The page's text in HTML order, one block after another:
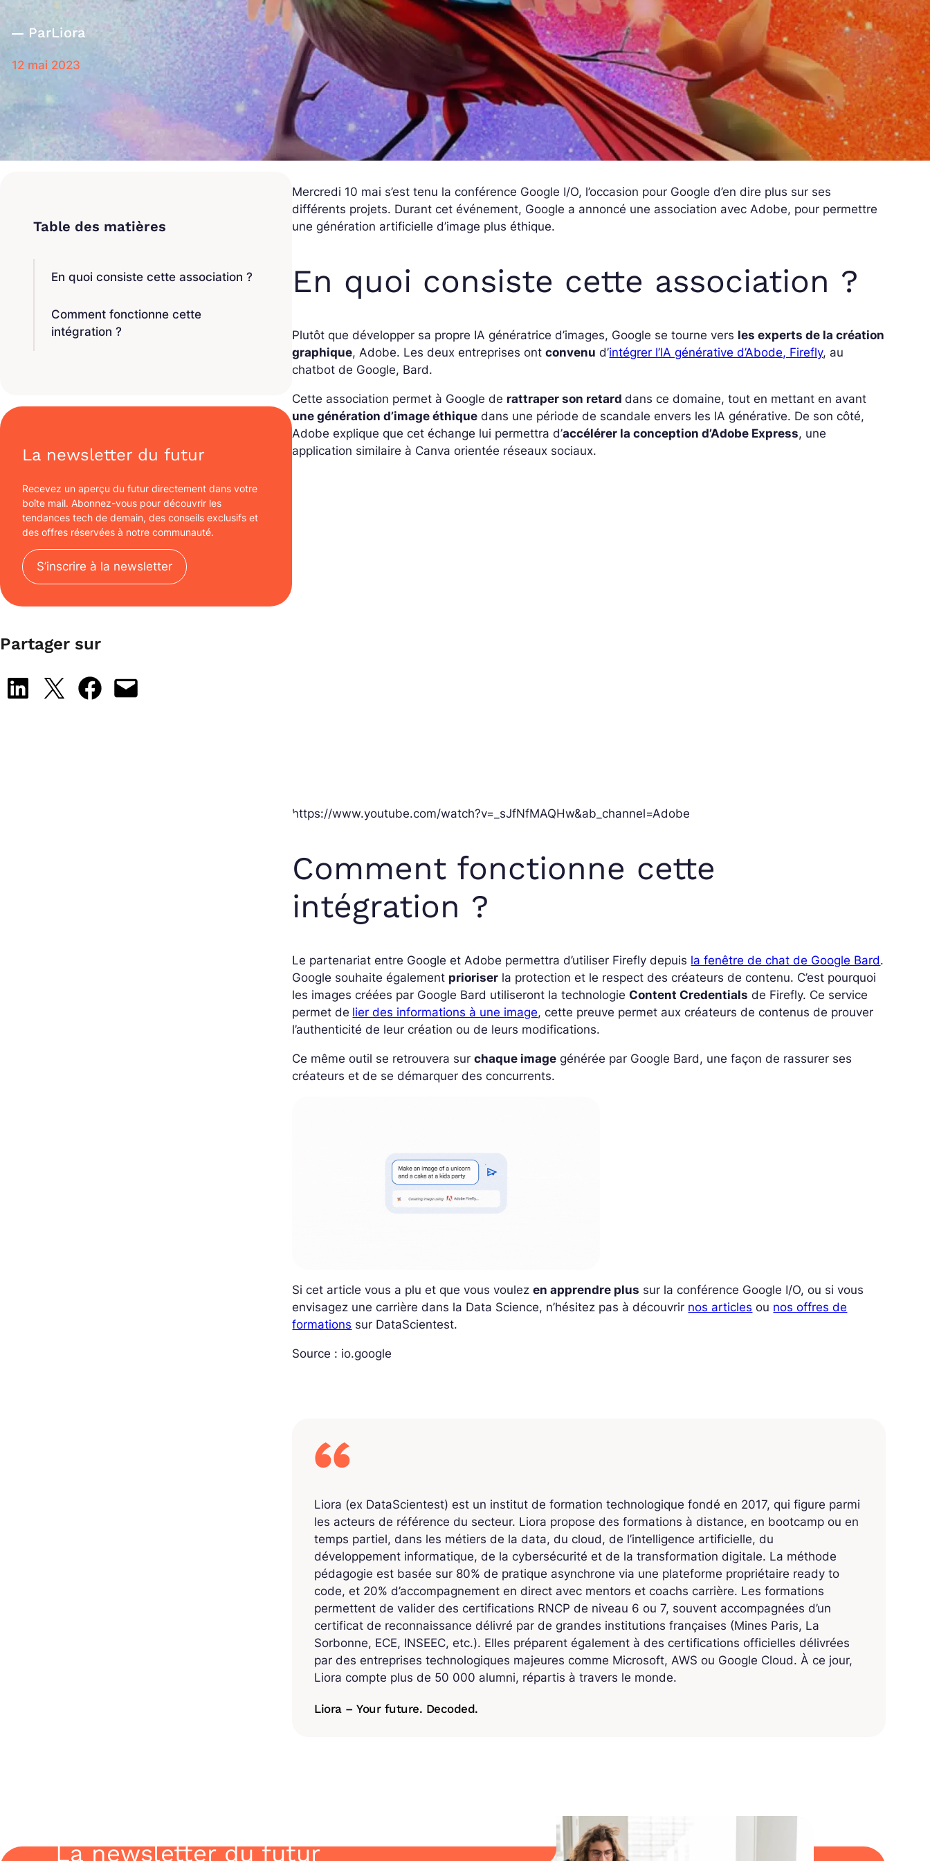
ParLiora
12 mai 2023
En quoi consiste cette association ?
Comment fonctionne cette
intégration ?
La newsletter du futur
Recevez un aperçu du futur directement dans votre
boîte mail. Abonnez-vous pour découvrir les
tendances tech de demain, des conseils exclusifs et
des offres réservées à notre communauté.
S’inscrire à la newsletter
Partager sur
Share on LinkedIn
Share on X Share on Facebook
Email this Page
Mercredi 10 mai s’est tenu la conférence Google I/O, l’occasion pour Google d’en dire plus sur ses
différents projets. Durant cet événement, Google a annoncé une association avec Adobe, pour permettre
une génération artificielle d’image plus éthique.
En quoi consiste cette association ?
Plutôt que développer sa propre IA génératrice d’images, Google se tourne vers les experts de la création
graphique, Adobe. Les deux entreprises ontconvenu d’intégrer l’IA générative d’Abode, Firefly, au
chatbot de Google, Bard.
Cette association permet à Google de rattraper son retard dans ce domaine, tout en mettant en avant
une génération d’image éthique dans une période de scandale envers les IA générative. De son côté,
Adobe explique que cet échange lui permettra d’accélérer la conception d’Adobe Express, une
application similaire à Canva orientée réseaux sociaux.
https://www.youtube.com/watch?v=_sJfNfMAQHw&ab_channel=Adobe
Comment fonctionne cette
intégration ?
Le partenariat entre Google et Adobe permettra d’utiliser Firefly depuis la fenêtre de chat de Google Bard.
Google souhaite également prioriser la protection et le respect des créateurs de contenu. C’est pourquoi
les images créées par Google Bard utiliseront la technologieContent Credentials de Firefly. Ce service
permet de lier des informations à une image, cette preuve permet aux créateurs de contenus de prouver
l’authenticité de leur création ou de leurs modifications.
Ce même outil se retrouvera surchaque image générée par Google Bard, une façon de rassurer ses
créateurs et de se démarquer des concurrents.
Si cet article vous a plu et que vous voulezen apprendre plus sur la conférence Google I/O, ou si vous
envisagez une carrière dans la Data Science, n’hésitez pas à découvrir nos articles ou nos offres de
formations sur DataScientest.
Source : io.google
Liora (ex DataScientest) est un institut de formation technologique fondé en 2017, qui figure parmi
les acteurs de référence du secteur. Liora propose des formations à distance, en bootcamp ou en
temps partiel, dans les métiers de la data, du cloud, de l’intelligence artificielle, du
développement informatique, de la cybersécurité et de la transformation digitale. La méthode
pédagogie est basée sur 80% de pratique asynchrone via une plateforme propriétaire ready to
code, et 20% d’accompagnement en direct avec mentors et coachs carrière. Les formations
permettent de valider des certifications RNCP de niveau 6 ou 7, souvent accompagnées d’un
certificat de reconnaissance délivré par de grandes institutions françaises (Mines Paris, La
Sorbonne, ECE, INSEEC, etc.). Elles préparent également à des certifications officielles délivrées
par des entreprises technologiques majeures comme Microsoft, AWS ou Google Cloud. À ce jour,
Liora compte plus de 50 000 alumni, répartis à travers le monde.
Liora – Your future. Decoded.
La newsletter du futur